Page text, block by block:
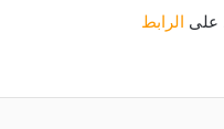
على الرابط